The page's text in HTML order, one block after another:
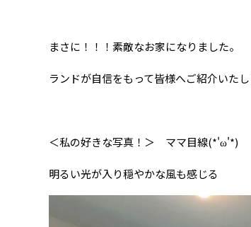
まさに！！！素敵なお家になりました。
ランドが自信をもって皆様へご紹介いたし
＜私の好きな写真！＞ ママ目線(*'ω'*)
明るい光が入り穏やかな風も感じる